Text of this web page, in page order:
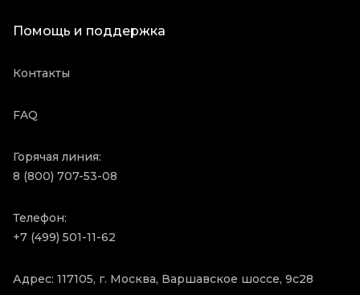
Помощь и поддержка
Контакты
FAQ
Горячая линия:
8 (800) 707-53-08
Телефон:
+7 (499) 501-11-62
Адрес: 117105, г. Москва, Варшавское шоссе, 9с28